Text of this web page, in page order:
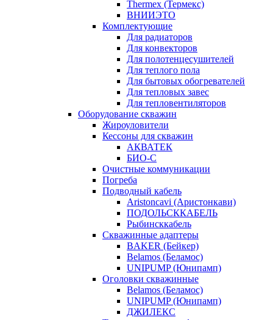
Thermex (Термекс)
ВНИИЭТО
Комплектующие
Для радиаторов
Для конвекторов
Для полотенцесушителей
Для теплого пола
Для бытовых обогревателей
Для тепловых завес
Для тепловентиляторов
Оборудование скважин
Жироуловители
Кессоны для скважин
АКВАТЕК
БИО-С
Очистные коммуникации
Погреба
Подводный кабель
Aristoncavi (Аристонкави)
ПОДОЛЬСККАБЕЛЬ
Рыбинсккабель
Скважинные адаптеры
BAKER (Бейкер)
Belamos (Беламос)
UNIPUMP (Юнипамп)
Оголовки скважинные
Belamos (Беламос)
UNIPUMP (Юнипамп)
ДЖИЛЕКС